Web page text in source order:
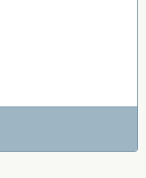
RATP sont
valeurs, elles